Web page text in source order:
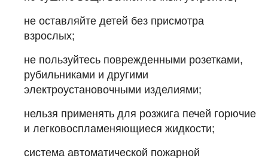
не оставляйте детей без присмотра
взрослых;
не пользуйтесь поврежденными розетками,
рубильниками и другими
электроустановочными изделиями;
нельзя применять для розжига печей горючие
и легковоспламеняющиеся жидкости;
система автоматической пожарной